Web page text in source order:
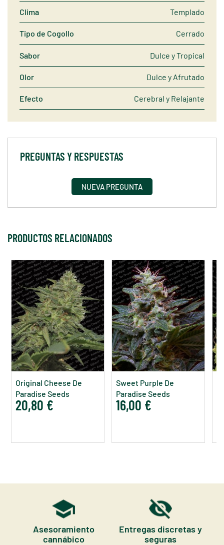
Clima Templado
Tipo de Cogollo Cerrado
Sabor Dulce y Tropical
Olor Dulce y Afrutado
Efecto Cerebral y Relajante
PREGUNTAS Y RESPUESTAS
NUEVA PREGUNTA
PRODUCTOS RELACIONADOS
Original Cheese De
Paradise Seeds
20,80 €
Sweet Purple De
Paradise Seeds
16,00 €
Asesoramiento
cannábico
Entregas discretas y
seguras